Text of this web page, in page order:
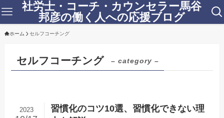
社労士・コーチ・カウンセラー馬谷
邦彦の働く人への応援ブログ
ホーム セルフコーチング
セルフコーチング – category –
習慣化のコツ10選、習慣化できない理
2023